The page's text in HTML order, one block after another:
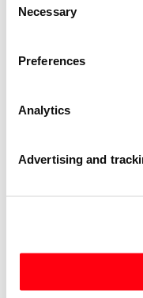
Selection
Necessary
Preferences
Analytics
Advertising and